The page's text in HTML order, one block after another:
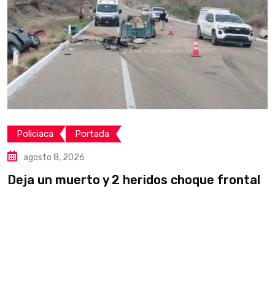
Policiaca Portada
agosto 8, 2026
Deja un muerto y 2 heridos choque frontal